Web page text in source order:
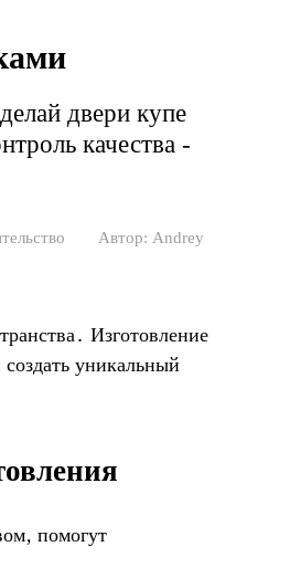
двери купе
качества -
Автор: Andrey
Изготовление
уникальный
помогут